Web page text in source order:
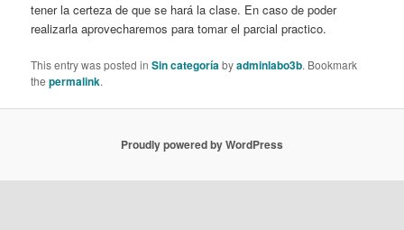
tener la certeza de que se hará la clase. En caso de poder
realizarla aprovecharemos para tomar el parcial practico.
This entry was posted inSin categoríabyadminlabo3b. Bookmark
thepermalink.
Proudly powered by WordPress